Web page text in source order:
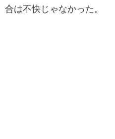
合は不快じゃなかった。